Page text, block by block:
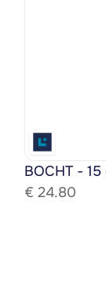
BOCHT -
€ 24.80